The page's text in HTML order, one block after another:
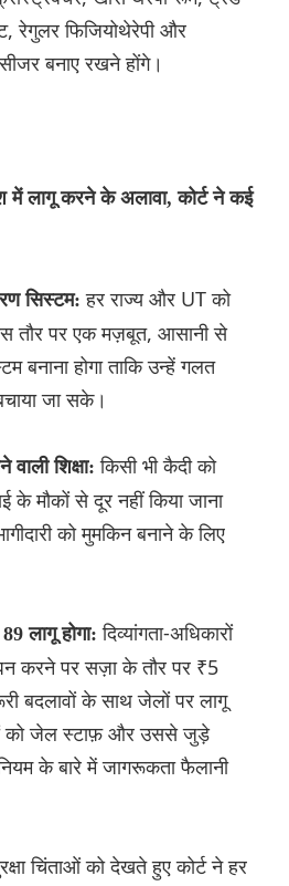
रेगुलर फिजियोथेरेपी और
बनाए रखने होंगे।
में लागू करने के अलावा, कोर्ट ने कई
सिस्टम:हर राज्य और UT को
तौर पर एक मज़बूत, आसानी से
बनाना होगा ताकि उन्हें गलत
जा सके।
शिक्षा:किसी भी कैदी को
के मौकों से दूर नहीं किया जाना
को मुमकिन बनाने के लिए
लागू होगा:दिव्यांगता-अधिकारों
करने पर सज़ा के तौर पर ₹5
बदलावों के साथ जेलों पर लागू
को जेल स्टाफ़ और उससे जुड़े
के बारे में जागरूकता फैलानी
चिंताओं को देखते हुए कोर्ट ने हर